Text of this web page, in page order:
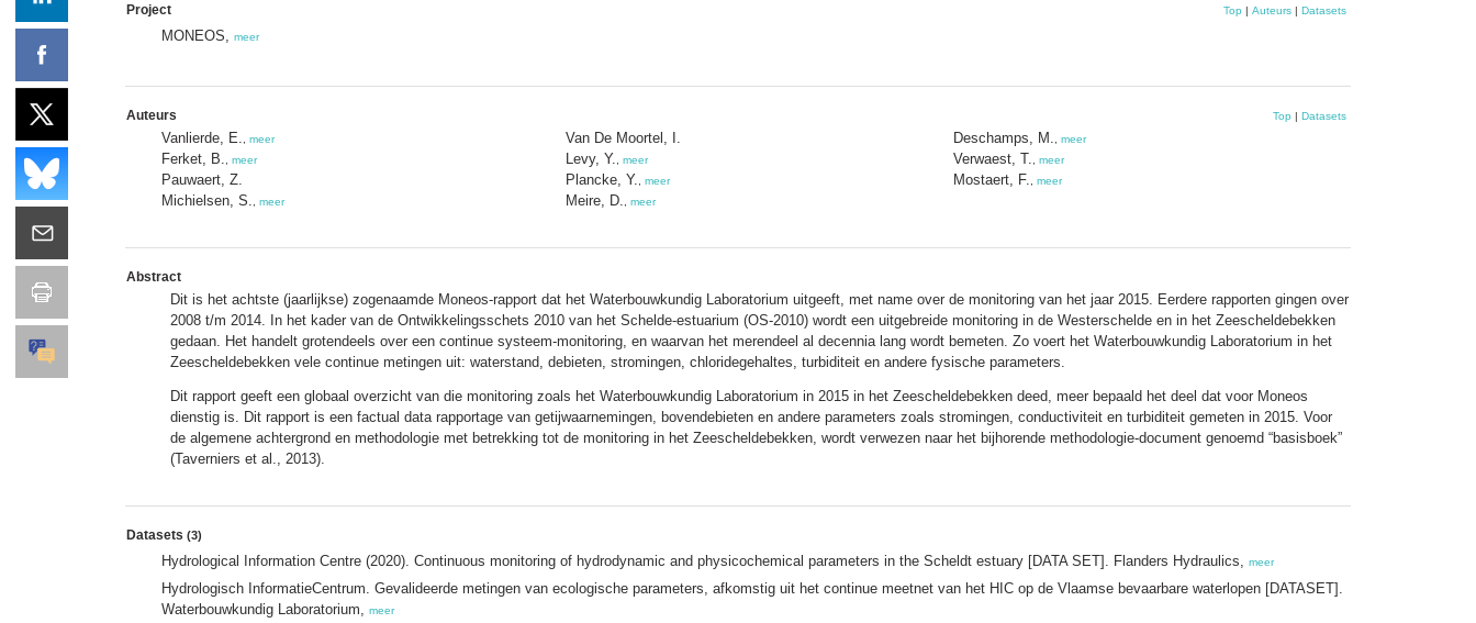
Project Top | Auteurs | Datasets
MONEOS, meer
Auteurs Top | Datasets
Vanlierde, E. meer
Ferket, B. meer
Pauwaert, Z.
Michielsen, S.
meer
Van De Moortel, I.
Levy, Y.
meer
Plancke, Y. meer
Meire, D. meer
Deschamps, M. meer
Verwaest, T. meer
Mostaert, F. meer
Abstract
Dit is het achtste (jaarlijkse) zogenaamde Moneos-rapport dat het Waterbouwkundig Laboratorium uitgeeft, met name over de monitoring van het jaar 2015. Eerdere rapporten gingen over
2008 t/m 2014. In het kader van de Ontwikkelingsschets 2010 van het Schelde-estuarium (OS-2010) wordt een uitgebreide monitoring in de Westerschelde en in het Zeescheldebekken
gedaan. Het handelt grotendeels over een continue systeem-monitoring, en waarvan het merendeel al decennia lang wordt bemeten. Zo voert het Waterbouwkundig Laboratorium in het
Zeescheldebekken vele continue metingen uit: waterstand, debieten, stromingen, chloridegehaltes, turbiditeit en andere fysische parameters.
Dit rapport geeft een globaal overzicht van die monitoring zoals het Waterbouwkundig Laboratorium in 2015 in het Zeescheldebekken deed, meer bepaald het deel dat voor Moneos
dienstig is. Dit rapport is een factual data rapportage van getijwaarnemingen, bovendebieten en andere parameters zoals stromingen, conductiviteit en turbiditeit gemeten in 2015. Voor
de algemene achtergrond en methodologie met betrekking tot de monitoring in het Zeescheldebekken, wordt verwezen naar het bijhorende methodologie-document genoemd “basisboek”
(Taverniers et al., 2013).
Datasets (3)
Hydrological Information Centre (2020). Continuous monitoring of hydrodynamic and physicochemical parameters in the Scheldt estuary [DATA SET]. Flanders Hydraulics, meer
Hydrologisch InformatieCentrum. Gevalideerde metingen van ecologische parameters, afkomstig uit het continue meetnet van het HIC op de Vlaamse bevaarbare waterlopen [DATASET].
Waterbouwkundig Laboratorium,
meer